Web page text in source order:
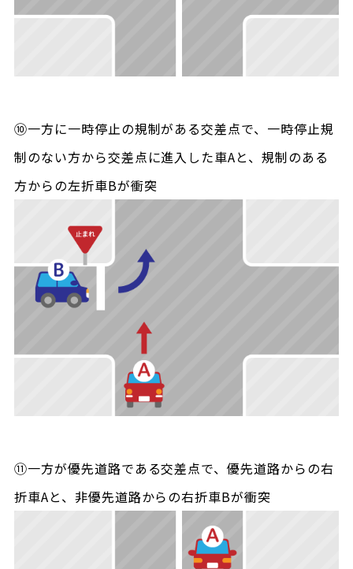
⑩一方に一時停止の規制がある交差点で、一時停止規
制のない方から交差点に進入した車Aと、規制のある
方からの左折車Bが衝突
⑪一方が優先道路である交差点で、優先道路からの右
折車Aと、非優先道路からの右折車Bが衝突